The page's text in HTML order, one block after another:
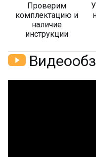
Проверим
комплектацию и
наличие
инструкции